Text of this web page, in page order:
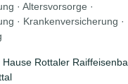
· Altersvorsorge ·
· Krankenversicherung ·
Rottaler